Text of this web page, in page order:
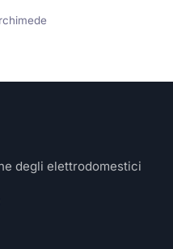
degli elettrodomestici